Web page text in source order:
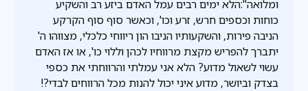
ומלואה":הלא ימים רבים עמל האדם ביזע רב והשקיע
כוחות וכספים חרש, זרע וכו', וכאשר סוף סוף הקרקע
הניבה פירות, והשקעותיו הניבו הון ריווחי כלכלי, מצווהו ה'
יתברך להפריש מקצת מרווחיו לכהן וללוי כו', או אז האדם
עשוי לשאול מדוע? הלא אני עמלתי והרווחתי את כספי
בצדק וביושר, מדוע איני יכול להנות מכל הרווחים לבדי?!